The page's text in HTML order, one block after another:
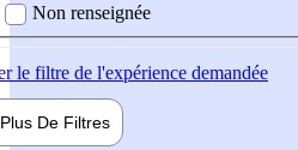
Non renseignée
le filtre de l'expérience demandée
Plus De Filtres